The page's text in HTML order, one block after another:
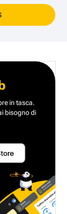
in tasca.
bisogno di